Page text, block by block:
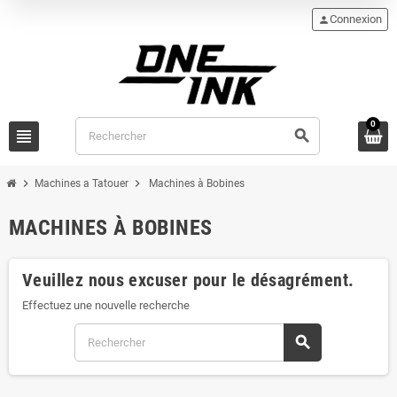
view_headline search
personConnexion
0
chevron_right Machines a Tatouer chevron_right Machines à Bobines
MACHINES À BOBINES
Veuillez nous excuser pour le désagrément.
Effectuez une nouvelle recherche
search